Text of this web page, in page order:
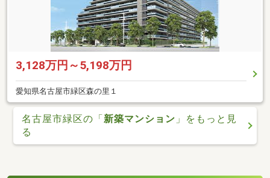
3,128万円～5,198万円
愛知県名古屋市緑区森の里１
名古屋市緑区の「 新築マンション 」をもっと見
る